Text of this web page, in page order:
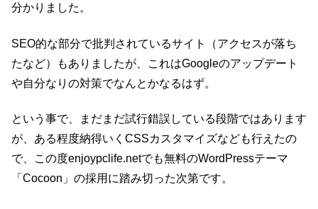
分かりました。
SEO的な部分で批判されているサイト（アクセスが落ち
たなど）もありましたが、これはGoogleのアップデート
や自分なりの対策でなんとかなるはず。
という事で、まだまだ試行錯誤している段階ではあります
が、ある程度納得いくCSSカスタマイズなども行えたの
で、この度enjoypclife.netでも無料のWordPressテーマ
「Cocoon」の採用に踏み切った次第です。